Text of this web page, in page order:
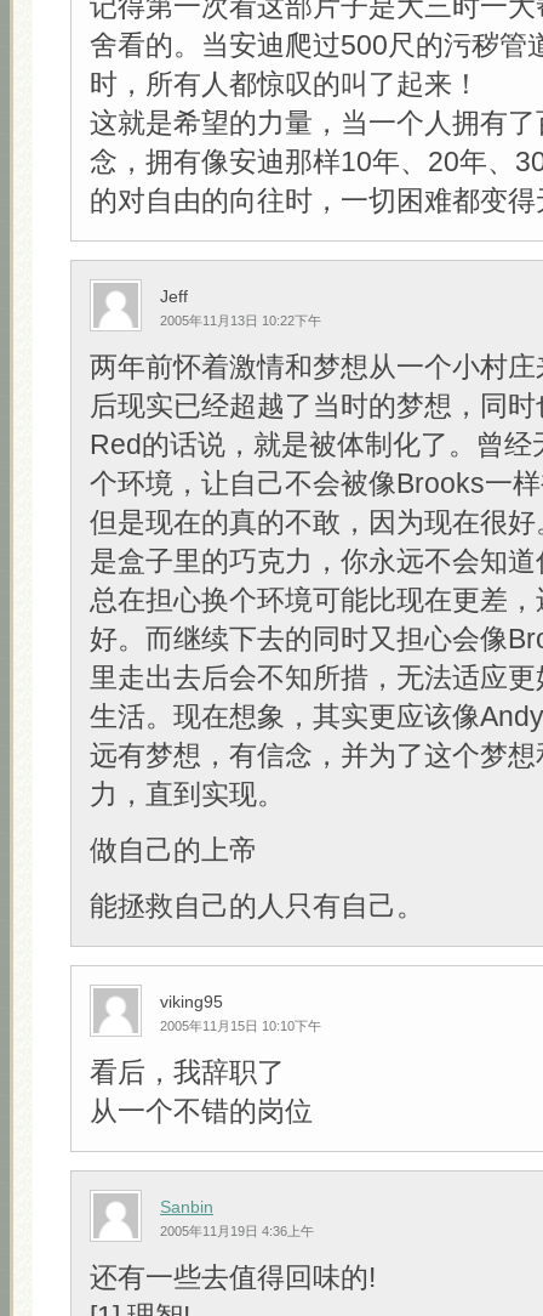
舍看的。当安迪爬过500尺的污秽管
时，所有人都惊叹的叫了起来！
这就是希望的力量，当一个人拥有
念，拥有像安迪那样10年、20年、
的对自由的向往时，一切困难都变
Jeff
2005年11月13日 10:22下午
两年前怀着激情和梦想从一个小村
后现实已经超越了当时的梦想，同
Red的话说，就是被体制化了。曾经
个环境，让自己不会被像Brooks一
但是现在的真的不敢，因为现在很
是盒子里的巧克力，你永远不会知
总在担心换个环境可能比现在更差
好。而继续下去的同时又担心会像
里走出去后会不知所措，无法适应
生活。现在想象，其实更应该像
远有梦想，有信念，并为了这个梦
力，直到实现。
做自己的上帝
能拯救自己的人只有自己。
viking95
2005年11月15日 10:10下午
看后，我辞职了
从一个不错的岗位
Sanbin
2005年11月19日 4:36上午
还有一些去值得回味的!